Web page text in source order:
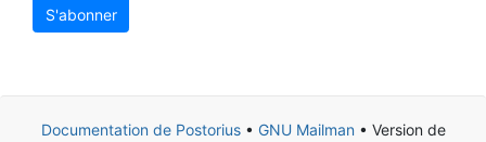
S'abonner
Documentation de Postorius• GNU Mailman• Version de